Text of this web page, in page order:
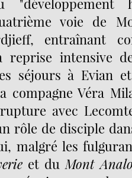
"développement
voie de
entraînant
reprise intensive
séjours à Evian
compagne Véra
avec
rôle de disciple
malgré les
et duMont